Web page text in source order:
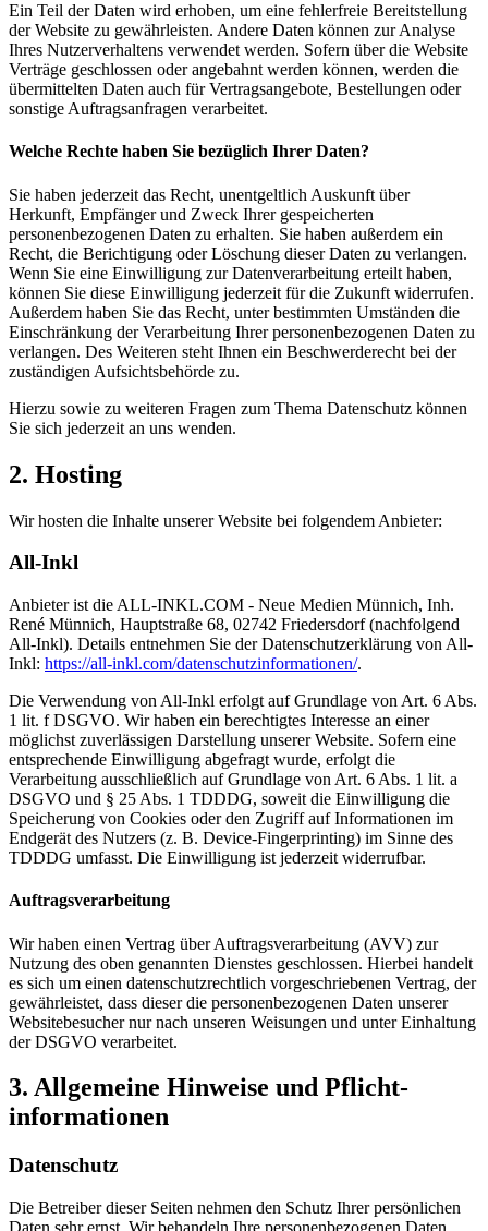
Ein Teil der Daten wird erhoben, um eine fehlerfreie Bereitstellung
der Website zu gewährleisten. Andere Daten können zur Analyse
Ihres Nutzerverhaltens verwendet werden. Sofern über die Website
Verträge geschlossen oder angebahnt werden können, werden die
übermittelten Daten auch für Vertragsangebote, Bestellungen oder
sonstige Auftragsanfragen verarbeitet.
Welche Rechte haben Sie bezüglich Ihrer Daten?
Sie haben jederzeit das Recht, unentgeltlich Auskunft über
Herkunft, Empfänger und Zweck Ihrer gespeicherten
personenbezogenen Daten zu erhalten. Sie haben außerdem ein
Recht, die Berichtigung oder Löschung dieser Daten zu verlangen.
Wenn Sie eine Einwilligung zur Datenverarbeitung erteilt haben,
können Sie diese Einwilligung jederzeit für die Zukunft widerrufen.
Außerdem haben Sie das Recht, unter bestimmten Umständen die
Einschränkung der Verarbeitung Ihrer personenbezogenen Daten zu
verlangen. Des Weiteren steht Ihnen ein Beschwerderecht bei der
zuständigen Aufsichtsbehörde zu.
Hierzu sowie zu weiteren Fragen zum Thema Datenschutz können
Sie sich jederzeit an uns wenden.
2. Hosting
Wir hosten die Inhalte unserer Website bei folgendem Anbieter:
All-Inkl
Anbieter ist die ALL-INKL.COM - Neue Medien Münnich, Inh.
René Münnich, Hauptstraße 68, 02742 Friedersdorf (nachfolgend
All-Inkl). Details entnehmen Sie der Datenschutzerklärung von All-
Inkl: https://all-inkl.com/datenschutzinformationen/.
Die Verwendung von All-Inkl erfolgt auf Grundlage von Art. 6 Abs.
1 lit. f DSGVO. Wir haben ein berechtigtes Interesse an einer
möglichst zuverlässigen Darstellung unserer Website. Sofern eine
entsprechende Einwilligung abgefragt wurde, erfolgt die
Verarbeitung ausschließlich auf Grundlage von Art. 6 Abs. 1 lit. a
DSGVO und § 25 Abs. 1 TDDDG, soweit die Einwilligung die
Speicherung von Cookies oder den Zugriff auf Informationen im
Endgerät des Nutzers (z. B. Device-Fingerprinting) im Sinne des
TDDDG umfasst. Die Einwilligung ist jederzeit widerrufbar.
Auftragsverarbeitung
Wir haben einen Vertrag über Auftragsverarbeitung (AVV) zur
Nutzung des oben genannten Dienstes geschlossen. Hierbei handelt
es sich um einen datenschutzrechtlich vorgeschriebenen Vertrag, der
gewährleistet, dass dieser die personenbezogenen Daten unserer
Websitebesucher nur nach unseren Weisungen und unter Einhaltung
der DSGVO verarbeitet.
3. Allgemeine Hinweise und Pflicht­
informationen
Datenschutz
Die Betreiber dieser Seiten nehmen den Schutz Ihrer persönlichen
Daten sehr ernst. Wir behandeln Ihre personenbezogenen Daten